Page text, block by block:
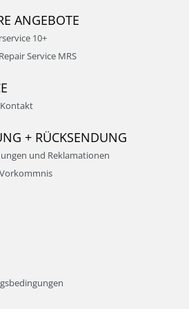
ANGEBOTE
10+
Service MRS
+ RÜCKSENDUNG
und Reklamationen